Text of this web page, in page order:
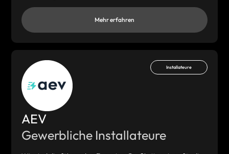
Mehr erfahren
Installateure
AEV
Gewerbliche Installateure